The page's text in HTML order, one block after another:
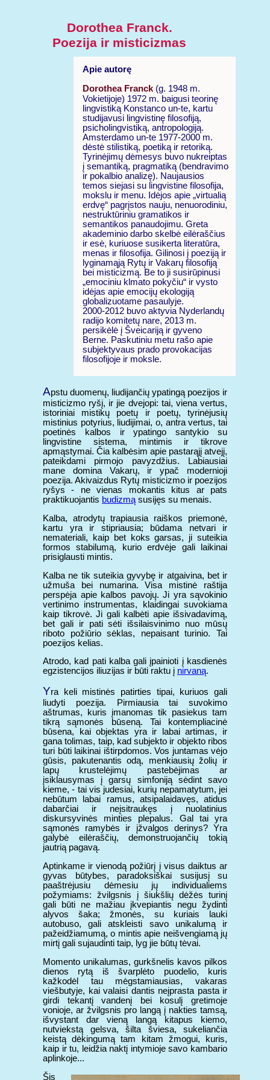
Dorothea Franck.
Poezija ir misticizmas
Apie autorę
Dorothea Franck (g. 1948 m.
Vokietijoje) 1972 m. baigusi teorinę
lingvistiką Konstanco un-te, kartu
studijavusi lingvistinę filosofiją,
psicholingvistiką, antropologiją.
Amsterdamo un-te 1977-2000 m.
dėstė stilistiką, poetiką ir retoriką.
Tyrinėjimų dėmesys buvo nukreiptas
į semantiką, pragmatiką (bendravimo
ir pokalbio analizę). Naujausios
temos siejasi su lingvistine filosofija,
mokslu ir menu. Idėjos apie „virtualią
erdvę“ pagrįstos nauju, nenuorodiniu,
nestruktūriniu gramatikos ir
semantikos panaudojimu. Greta
akademinio darbo skelbė eilėraščius
ir esė, kuriuose susikerta literatūra,
menas ir filosofija. Gilinosi į poeziją ir
lyginamąją Rytų ir Vakarų filosofiją
bei misticizmą. Be to ji susirūpinusi
„emociniu klmato pokyčiu“ ir vysto
idėjas apie emocijų ekologiją
globalizuotame pasaulyje.
2000-2012 buvo aktyvia Nyderlandų
radijo komitetų nare, 2013 m.
persikėlė į Šveicariją ir gyveno
Berne. Paskutiniu metu rašo apie
subjektyvaus prado provokacijas
filosofijoje ir moksle.
Apstu duomenų, liudijančių ypatingą poezijos ir
misticizmo ryšį, ir jie dvejopi: tai, viena vertus,
istoriniai mistikų poetų ir poetų, tyrinėjusių
mistinius potyrius, liudijimai, o, antra vertus, tai
poetinės kalbos ir ypatingo santykio su
lingvistine sistema, mintimis ir tikrove
apmąstymai. Čia kalbėsim apie pastarąjį atvejį,
pateikdami pirmojo pavyzdžius. Labiausiai
mane domina Vakarų, ir ypač modernioji
poezija. Akivaizdus Rytų misticizmo ir poezijos
ryšys - ne vienas mokantis kitus ar pats
praktikuojantis budizmą susijęs su menais.
Kalba, atrodytų trapiausia raiškos priemonė,
kartu yra ir stipriausia; būdama netvari ir
nemateriali, kaip bet koks garsas, ji suteikia
formos stabilumą, kurio erdvėje gali laikinai
prisiglausti mintis.
Kalba ne tik suteikia gyvybę ir atgaivina, bet ir
užmuša bei numarina. Visa mistinė raštija
perspėja apie kalbos pavojų. Ji yra sąvokinio
vertinimo instrumentas, klaidingai suvokiama
kaip tikrovė. Ji gali kalbėti apie išsivadavimą,
bet gali ir pati sėti išsilaisvinimo nuo mūsų
riboto požiūrio sėklas, nepaisant turinio. Tai
poezijos kelias.
Atrodo, kad pati kalba gali įpainioti į kasdienės
egzistencijos iliuzijas ir būti raktu į nirvaną.
Yra keli mistinės patirties tipai, kuriuos gali
liudyti poezija. Pirmiausia tai suvokimo
aštrumas, kuris įmanomas tik pasiekus tam
tikrą sąmonės būseną. Tai kontempliacinė
būsena, kai objektas yra ir labai artimas, ir
gana tolimas, taip, kad subjekto ir objekto ribos
turi būti laikinai ištirpdomos. Vos juntamas vėjo
gūsis, pakutenantis odą, menkiausių žolių ir
lapų krustelėjimų pastebėjimas ar
įsiklausymas į garsų simfoniją sėdint savo
kieme, - tai vis judesiai, kurių nepamatytum, jei
nebūtum labai ramus, atsipalaidavęs, atidus
dabarčiai ir neįsitraukęs į nuolatinius
diskursyvinės minties plepalus. Gal tai yra
sąmonės ramybės ir įžvalgos derinys? Yra
galybė eilėraščių, demonstruojančių tokią
jautrią pagavą.
Aptinkame ir vienodą požiūrį į visus daiktus ar
gyvas būtybes, paradoksiškai susijusį su
paaštrėjusiu dėmesiu jų individualiems
požymiams: žvilgsnis į šiukšlių dėžės turinį
gali būti ne mažiau įkvepiantis negu žydinti
alyvos šaka; žmonės, su kuriais lauki
autobuso, gali atskleisti savo unikalumą ir
pažeidžiamumą, o mintis apie neišvengiamą jų
mirtį gali sujaudinti taip, lyg jie būtų tėvai.
Momento unikalumas, gurkšnelis kavos pilkos
dienos rytą iš švarplėto puodelio, kuris
kažkodėl tau mėgstamiausias, vakaras
viešbutyje, kai valaisi dantis neįprasta pasta ir
girdi tekantį vandenį bei kosulį gretimoje
vonioje, ar žvilgsnis pro langą į nakties tamsą,
išvystant dar vieną langą kitapus kiemo,
nutviekstą gelsva, šilta šviesa, sukeliančia
keistą dėkingumą tam kitam žmogui, kuris,
kaip ir tu, leidžia naktį intymioje savo kambario
aplinkoje...
Šis